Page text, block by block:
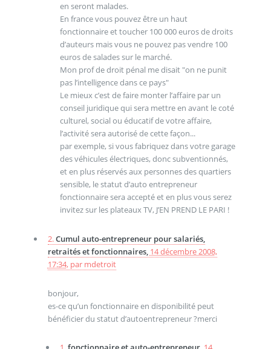
en seront malades.
En france vous pouvez être un haut
fonctionnaire et toucher 100 000 euros de droits
d’auteurs mais vous ne pouvez pas vendre 100
euros de salades sur le marché.
Mon prof de droit pénal me disait "on ne punit
pas l’intelligence dans ce pays"
Le mieux c’est de faire monter l’affaire par un
conseil juridique qui sera mettre en avant le coté
culturel, social ou éducatif de votre affaire,
l’activité sera autorisé de cette façon...
par exemple, si vous fabriquez dans votre garage
des véhicules électriques, donc subventionnés,
et en plus réservés aux personnes des quartiers
sensible, le statut d’auto entrepreneur
fonctionnaire sera accepté et en plus vous serez
invitez sur les plateaux TV, J’EN PREND LE PARI !
2.Cumul auto-entrepreneur pour salariés,
retraités et fonctionnaires, 14 décembre 2008,
17:34, par mdetroit
bonjour,
es-ce qu’un fonctionnaire en disponibilité peut
bénéficier du statut d’autoentrepreneur ?merci